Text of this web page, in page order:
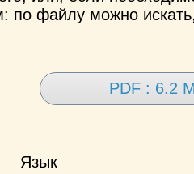
по файлу можно
PDF : 6.2
Язык